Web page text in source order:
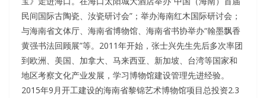
民间国际古陶瓷、汝瓷研讨会”；举办海南红木国际研讨会；
与海南省文体厅、海南省博物馆、海南省书协举办“翰墨飘香
黄强书法回顾展”等。2011年开始，张士兴先生先后多次率团
到欧洲、美国、加拿大、马来西亚、新加坡、台湾等国家和
地区考察文化产业发展，学习博物馆建设管理先进经验。
2015年9月开工建设的海南省黎锦艺术博物馆项目总投资2.3